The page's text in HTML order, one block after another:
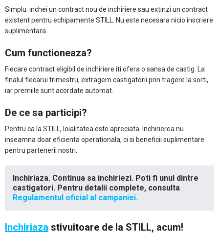
Simplu: inchei un contract nou de inchiriere sau extinzi un contract
existent pentru echipamente STILL. Nu este necesara nicio inscriere
suplimentara.
Cum functioneaza?
Fiecare contract eligibil de inchiriere iti ofera o sansa de castig. La
finalul fiecarui trimestru, extragem castigatorii prin tragere la sorti,
iar premiile sunt acordate automat.
De ce sa participi?
Pentru ca la STILL, loialitatea este apreciata. Inchirierea nu
inseamna doar eficienta operationala, ci si beneficii suplimentare
pentru partenerii nostri.
Inchiriaza. Continua sa inchiriezi. Poti fi unul dintre
castigatori. Pentru detalii complete, consulta
Regulamentul oficial al campaniei.
Inchiriaza stivuitoare de la STILL, acum!